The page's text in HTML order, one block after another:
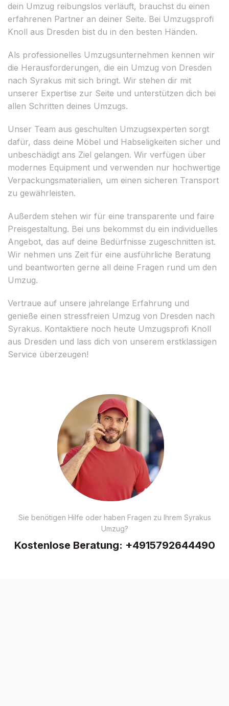
dein Umzug reibungslos verläuft, brauchst du einen
erfahrenen Partner an deiner Seite. Bei Umzugsprofi
Knoll aus Dresden bist du in den besten Händen.
Als professionelles Umzugsunternehmen kennen wir
die Herausforderungen, die ein Umzug von Dresden
nach Syrakus mit sich bringt. Wir stehen dir mit
unserer Expertise zur Seite und unterstützen dich bei
allen Schritten deines Umzugs.
Unser Team aus geschulten Umzugsexperten sorgt
dafür, dass deine Möbel und Habseligkeiten sicher und
unbeschädigt ans Ziel gelangen. Wir verfügen über
modernes Equipment und verwenden nur hochwertige
Verpackungsmaterialien, um einen sicheren Transport
zu gewährleisten.
Außerdem stehen wir für eine transparente und faire
Preisgestaltung. Bei uns bekommst du ein individuelles
Angebot, das auf deine Bedürfnisse zugeschnitten ist.
Wir nehmen uns Zeit für eine ausführliche Beratung
und beantworten gerne all deine Fragen rund um den
Umzug.
Vertraue auf unsere jahrelange Erfahrung und
genieße einen stressfreien Umzug von Dresden nach
Syrakus. Kontaktiere noch heute Umzugsprofi Knoll
aus Dresden und lass dich von unserem erstklassigen
Service überzeugen!
Sie benötigen Hilfe oder haben Fragen zu Ihrem Syrakus
Umzug?
Kostenlose Beratung: +4915792644490